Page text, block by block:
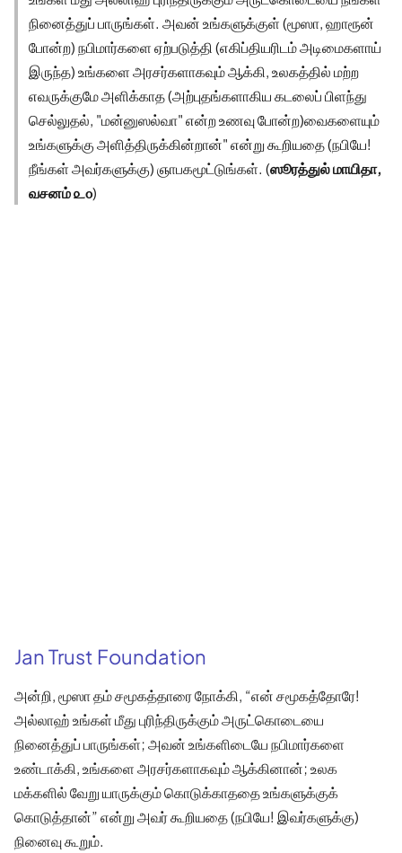
நினைத்துப் பாருங்கள். அவன் உங்களுக்குள் (மூஸா, ஹாரூன்
போன்ற) நபிமார்களை ஏற்படுத்தி (எகிப்தியரிடம் அடிமைகளாய்
இருந்த) உங்களை அரசர்களாகவும் ஆக்கி, உலகத்தில் மற்ற
எவருக்குமே அளிக்காத (அற்புதங்களாகிய கடலைப் பிளந்து
செல்லுதல், "மன்னுஸல்வா" என்ற உணவு போன்ற)வைகளையும்
உங்களுக்கு அளித்திருக்கின்றான்" என்று கூறியதை (நபியே!
நீங்கள் அவர்களுக்கு) ஞாபகமூட்டுங்கள். (ஸூரத்துல் மாயிதா,
வசனம் ௨௦)
Jan Trust Foundation
அன்றி, மூஸா தம் சமூகத்தாரை நோக்கி, “என் சமூகத்தோரே!
அல்லாஹ் உங்கள் மீது புரிந்திருக்கும் அருட்கொடையை
நினைத்துப் பாருங்கள்; அவன் உங்களிடையே நபிமார்களை
உண்டாக்கி, உங்களை அரசர்களாகவும் ஆக்கினான்; உலக
மக்களில் வேறு யாருக்கும் கொடுக்காததை உங்களுக்குக்
கொடுத்தான்” என்று அவர் கூறியதை (நபியே! இவர்களுக்கு)
நினைவு கூறும்.